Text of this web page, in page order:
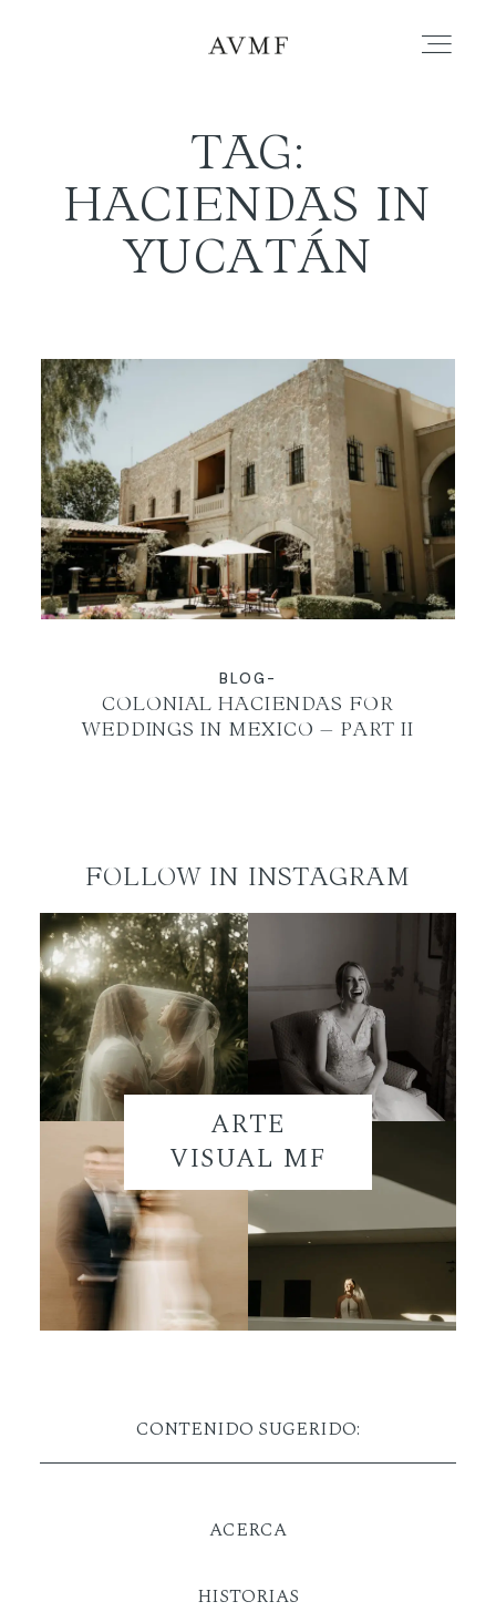
PORTFOLIO
STORIES
BLOG
CONTACT
EN
TAG:
HACIENDAS IN
YUCATÁN
BLOG-
COLONIAL HACIENDAS FOR
WEDDINGS IN MEXICO – PART II
FOLLOW IN INSTAGRAM
ARTE
VISUAL MF
CONTENIDO SUGERIDO:
ACERCA
HISTORIAS